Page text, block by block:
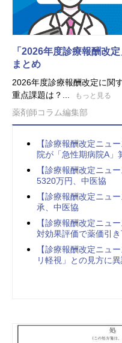
「2026年度診療報酬改
まとめ
2026年度診療報酬改定に関
重点課題は？...
もっと見る
薬剤師コラム編集部
【診療報酬改定ニュ
院が「急性期病院A」
【診療報酬改定ニュ
5320万円、中医協
【診療報酬改定ニュ
承、中医協
【診療報酬改定ニュ
対効果評価で薬価引
【診療報酬改定ニュ
リ軽視」との見方に